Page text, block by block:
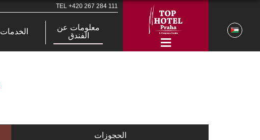
TEL +420 267 284 111
معلومات عن
الفندق
الخدمات
الحجوزات